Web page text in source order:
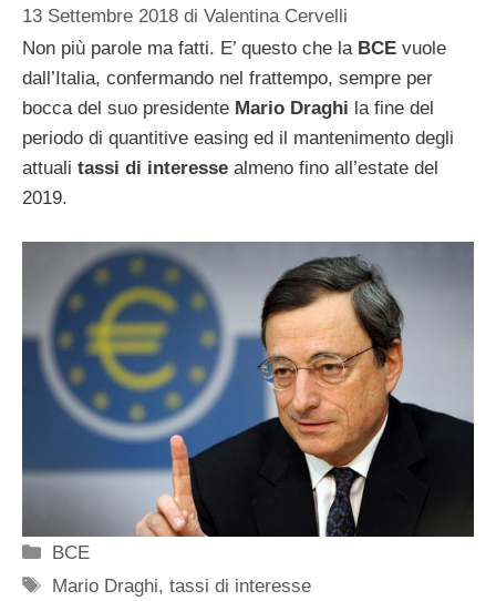
13 Settembre 2018 di Valentina Cervelli
Non più parole ma fatti. E’ questo che la BCE vuole
dall’Italia, confermando nel frattempo, sempre per
bocca del suo presidente Mario Draghi la fine del
periodo di quantitive easing ed il mantenimento degli
attuali tassi di interesse almeno fino all’estate del
2019.
Categorie
BCE
Tag
Mario Draghi,tassi di interesse